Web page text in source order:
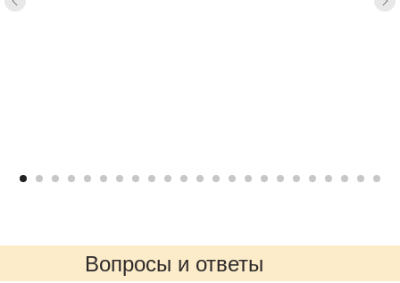
Вопросы и ответы